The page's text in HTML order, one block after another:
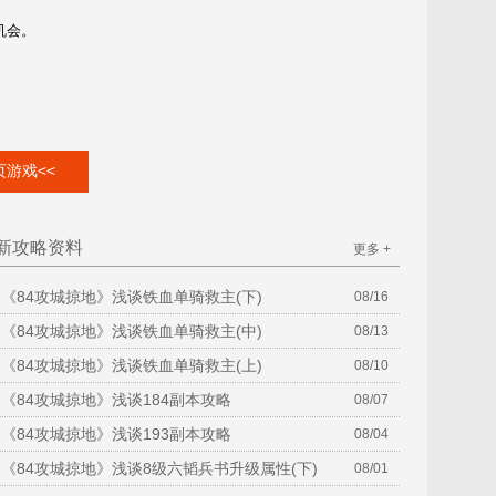
。
游戏<<
更多 +
攻略资料
08/16
《84攻城掠地》浅谈铁血单骑救主(下)
08/13
《84攻城掠地》浅谈铁血单骑救主(中)
08/10
《84攻城掠地》浅谈铁血单骑救主(上)
08/07
《84攻城掠地》浅谈184副本攻略
08/04
《84攻城掠地》浅谈193副本攻略
08/01
《84攻城掠地》浅谈8级六韬兵书升级属性(下)